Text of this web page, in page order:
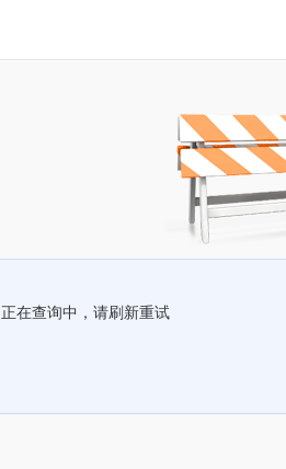
正在查询中，请刷新重试